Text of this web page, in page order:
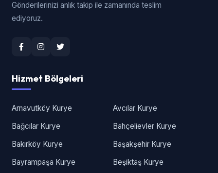
Gönderilerinizi anlık takip ile zamanında teslim
ediyoruz.
Hizmet Bölgeleri
Arnavutköy Kurye
Avcılar Kurye
Bağcılar Kurye
Bahçelievler Kurye
Bakırköy Kurye
Başakşehir Kurye
Bayrampaşa Kurye
Beşiktaş Kurye